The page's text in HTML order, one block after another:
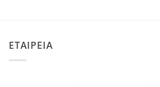
ΕΤΑΙΡΕΙΑ